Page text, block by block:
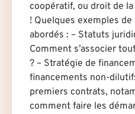
coopératif, ou droit de
! Quelques exemples
abordés : – Statuts
Comment s’associer
? – Stratégie de
financements non-
premiers contrats,
comment faire les